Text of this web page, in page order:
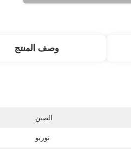
وصف المنتج
الصين
توربو